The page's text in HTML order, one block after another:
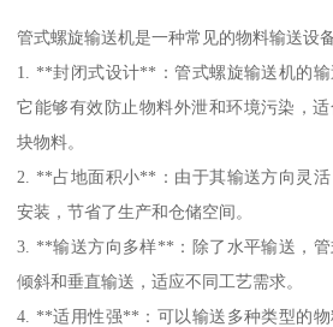
管式螺旋输送机是一种常见的物料输送设
1. **封闭式设计**：管式螺旋输送机的
它能够有效防止物料外泄和环境污染，
块物料。
2. **占地面积小**：由于其输送方向灵
安装，节省了生产和仓储空间。
3. **输送方向多样**：除了水平输送，
倾斜和垂直输送，适应不同工艺需求。
4. **适用性强**：可以输送多种类型的